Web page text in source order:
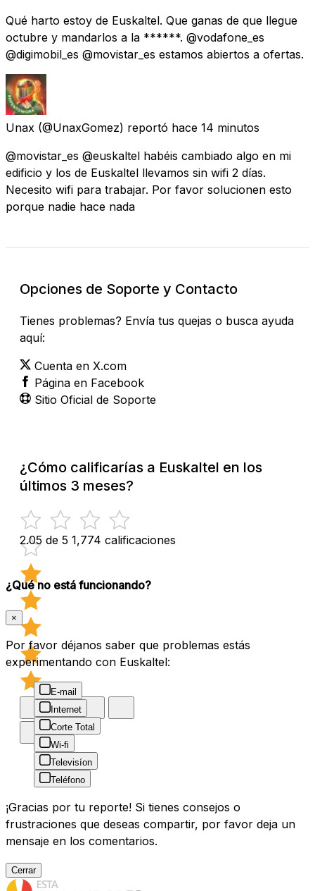
Qué harto estoy de Euskaltel. Que ganas de que llegue
octubre y mandarlos a la ******. @vodafone_es
@digimobil_es @movistar_es estamos abiertos a ofertas.
Unax (@UnaxGomez) reportó hace 14 minutos
@movistar_es @euskaltel habéis cambiado algo en mi
edificio y los de Euskaltel llevamos sin wifi 2 días.
Necesito wifi para trabajar. Por favor solucionen esto
porque nadie hace nada
Opciones de Soporte y Contacto
Tienes problemas? Envía tus quejas o busca ayuda
aquí:
Cuenta en X.com
Página en Facebook
Sitio Oficial de Soporte
¿Cómo calificarías a Euskaltel en los
últimos 3 meses?
2.05 de 5 1,774 calificaciones
¿Qué no está funcionando?
×
Por favor déjanos saber que problemas estás
experimentando con Euskaltel:
E-mail
Internet
Corte Total
Wi-fi
Televisíon
Teléfono
¡Gracias por tu reporte! Si tienes consejos o
frustraciones que deseas compartir, por favor deja un
mensaje en los comentarios.
Cerrar